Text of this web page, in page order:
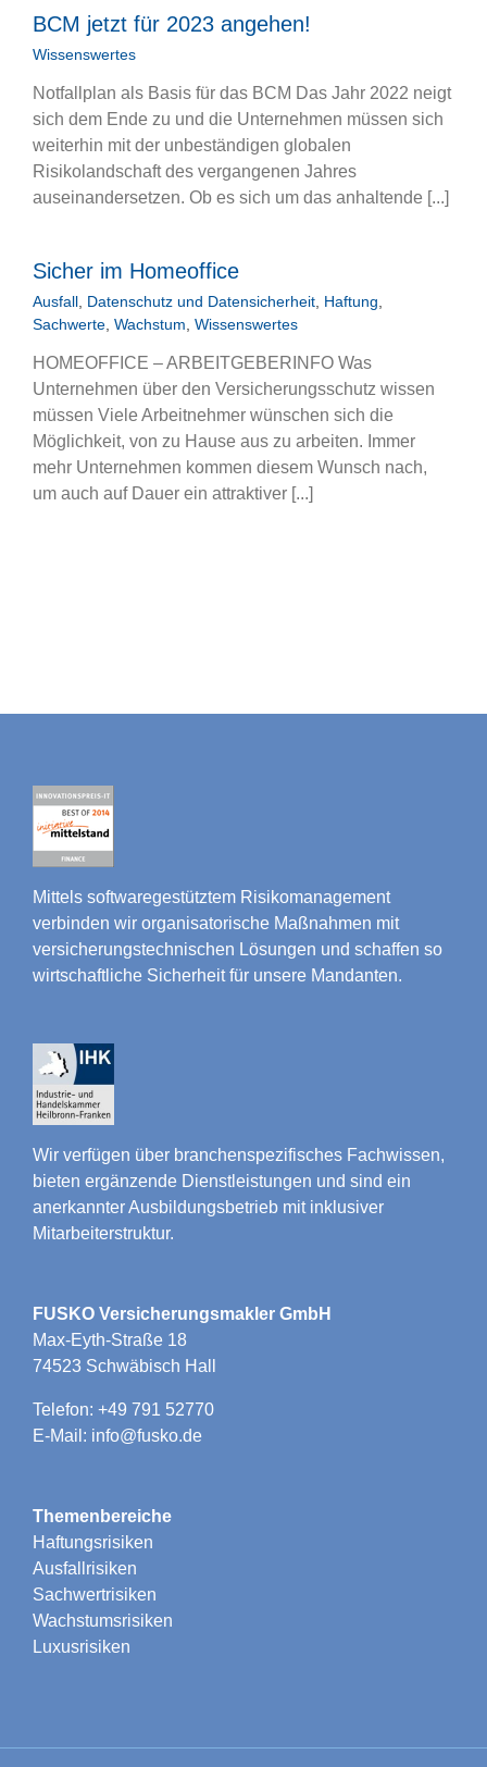
BCM jetzt für 2023 angehen!
Wissenswertes
Notfallplan als Basis für das BCM Das Jahr 2022 neigt
sich dem Ende zu und die Unternehmen müssen sich
weiterhin mit der unbeständigen globalen
Risikolandschaft des vergangenen Jahres
auseinandersetzen. Ob es sich um das anhaltende [...]
Sicher im Homeoffice
Ausfall Datenschutz und Datensicherheit Haftung
Sachwerte Wachstum Wissenswertes
HOMEOFFICE – ARBEITGEBERINFO Was
Unternehmen über den Versicherungsschutz wissen
müssen Viele Arbeitnehmer wünschen sich die
Möglichkeit, von zu Hause aus zu arbeiten. Immer
mehr Unternehmen kommen diesem Wunsch nach,
um auch auf Dauer ein attraktiver [...]
Mittels softwaregestütztem Risikomanagement
verbinden wir organisatorische Maßnahmen mit
versicherungstechnischen Lösungen und schaffen so
wirtschaftliche Sicherheit für unsere Mandanten.
Wir verfügen über branchenspezifisches Fachwissen,
bieten ergänzende Dienstleistungen und sind ein
anerkannter Ausbildungsbetrieb mit inklusiver
Mitarbeiterstruktur.
FUSKO Versicherungsmakler GmbH
Max-Eyth-Straße 18
74523 Schwäbisch Hall
Telefon: +49 791 52770
E-Mail: info@fusko.de
Themenbereiche
Haftungsrisiken
Ausfallrisiken
Sachwertrisiken
Wachstumsrisiken
Luxusrisiken